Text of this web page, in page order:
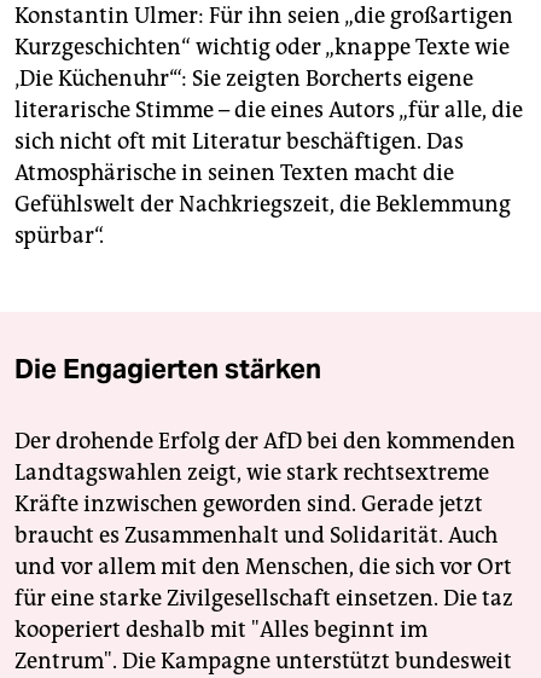
Konstantin Ulmer: Für ihn seien „die großartigen
Kurzgeschichten“ wichtig oder „knappe Texte wie
‚Die Küchenuhr‘“: Sie zeigten Borcherts eigene
literarische Stimme – die eines Autors „für alle, die
sich nicht oft mit Literatur beschäftigen. Das
Atmosphärische in seinen Texten macht die
Gefühlswelt der Nachkriegszeit, die Beklemmung
spürbar“.
Die Engagierten stärken
Der drohende Erfolg der AfD bei den kommenden
Landtagswahlen zeigt, wie stark rechtsextreme
Kräfte inzwischen geworden sind. Gerade jetzt
braucht es Zusammenhalt und Solidarität. Auch
und vor allem mit den Menschen, die sich vor Ort
für eine starke Zivilgesellschaft einsetzen. Die taz
kooperiert deshalb mit "Alles beginnt im
Zentrum". Die Kampagne unterstützt bundesweit